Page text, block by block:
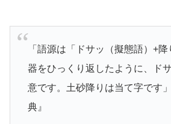
「語源は「ドサッ（擬態語）+
器をひっくり返したように、ド
意です。土砂降りは当て字です」
典』